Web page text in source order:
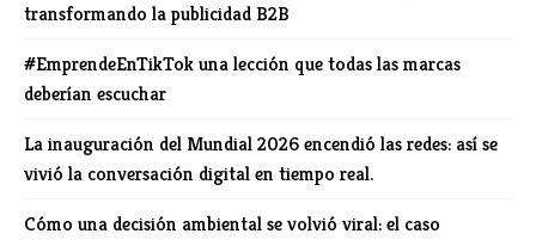
transformando la publicidad B2B
#EmprendeEnTikTok una lección que todas las marcas
deberían escuchar
La inauguración del Mundial 2026 encendió las redes: así se
vivió la conversación digital en tiempo real.
Cómo una decisión ambiental se volvió viral: el caso